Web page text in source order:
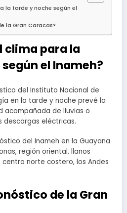
la tarde y noche según el
la Gran Caracas?
clima para la
el Inameh?
del Instituto Nacional de
en la tarde y noche prevé la
acompañada de lluvias o
descargas eléctricas.
del Inameh en la Guayana
región oriental, llanos
norte costero, los Andes
de la Gran